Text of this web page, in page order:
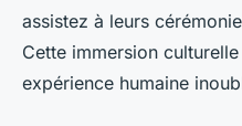
assistez à leurs
Cette immersion
expérience humaine